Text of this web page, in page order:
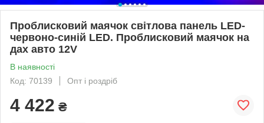
Проблисковий маячок світлова панель LED-
червоно-синій LED. Проблисковий маячок на
дах авто 12V
В наявності
Код: 70139
Опт і роздріб
4 422 ₴